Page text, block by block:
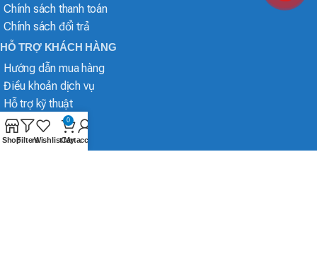
Chính sách thanh toán
Chính sách đổi trả
HỖ TRỢ KHÁCH HÀNG
Hướng dẫn mua hàng
Điều khoản dịch vụ
Hỗ trợ kỹ thuật
ShopFiltersWishlist
0
Cart
My account